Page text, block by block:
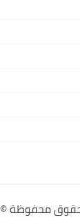
محفوظة ©